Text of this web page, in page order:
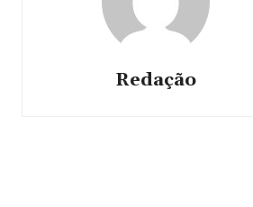
Redação